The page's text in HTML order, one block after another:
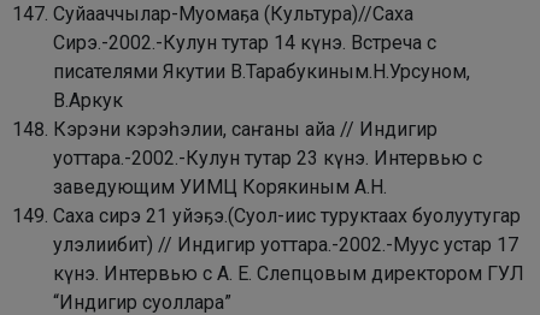
Суйааччылар-Муомаҕа (Культура)//Саха
Сирэ.-2002.-Кулун тутар 14 күнэ. Встреча с
писателями Якутии В.Тарабукиным.Н.Урсуном,
В.Аркук
Кэрэни кэрэһэлии, саҥаны айа // Индигир
уоттара.-2002.-Кулун тутар 23 күнэ. Интервью с
заведующим УИМЦ Корякиным А.Н.
Саха сирэ 21 уйэҕэ.(Суол-иис туруктаах буолуутугар
улэлиибит) // Индигир уоттара.-2002.-Муус устар 17
күнэ. Интервью с А. Е. Слепцовым директором ГУЛ
“Индигир суоллара”